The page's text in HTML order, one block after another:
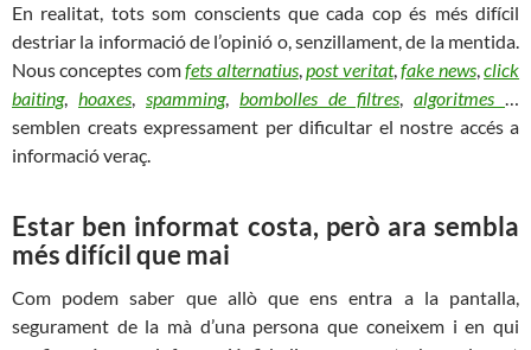
En realitat, tots som conscients que cada cop és més difícil
destriar la informació de l’opinió o, senzillament, de la mentida.
Nous conceptes comfets alternatius,post veritat,fake news,click
baiting, hoaxes, spamming, bombolles de filtres, algoritmes …
semblen creats expressament per dificultar el nostre accés a
informació veraç.
Estar ben informat costa, però ara sembla
més difícil que mai
Com podem saber que allò que ens entra a la pantalla,
segurament de la mà d’una persona que coneixem i en qui